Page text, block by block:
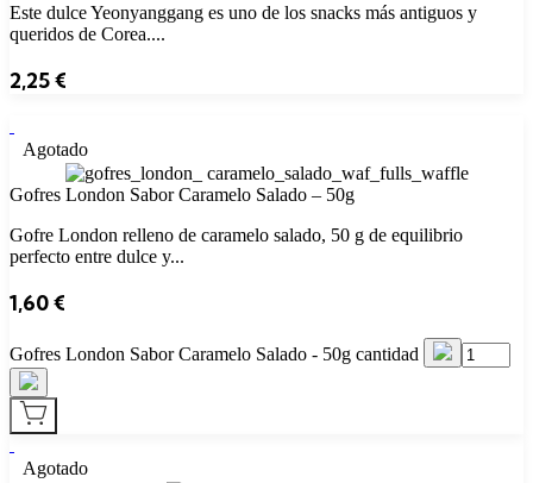
Este dulce Yeonyanggang es uno de los snacks más antiguos y
queridos de Corea....
2,25€
Agotado
Gofres London Sabor Caramelo Salado – 50g
Gofre London relleno de caramelo salado, 50 g de equilibrio
perfecto entre dulce y...
1,60€
Gofres London Sabor Caramelo Salado - 50g cantidad
Agotado